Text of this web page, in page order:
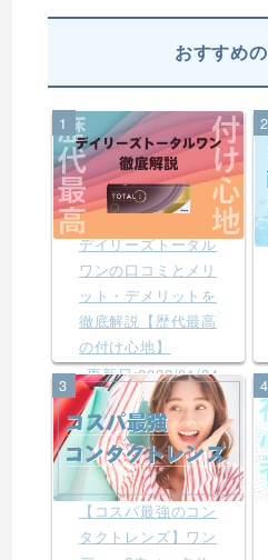
おすすめ
1
デイリーズトータル
ワンの口コミとメリ
ット・デメリットを
徹底解説【歴代最高
の付け心地】
更新日:2022/01/24
2
3
【コスパ最強のコン
タクトレンズ】ワン
4